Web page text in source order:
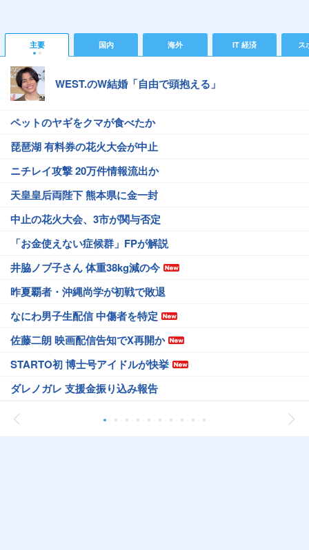
主要 国内 海外 IT 経済 ス
WEST.のW結婚「自由で頭抱える」
ペットのヤギをクマが食べたか
琵琶湖 有料券の花火大会が中止
ニチレイ攻撃 20万件情報流出か
天皇皇后両陛下 熊本県に金一封
中止の花火大会、3市が関与否定
「お金使えない症候群」FPが解説
井脇ノブ子さん 体重38kg減の今
昨夏覇者・沖縄尚学が初戦で敗退
なにわ男子生配信 中傷者を特定
佐藤二朗 映画配信告知でX再開か
STARTO初 博士号アイドルが快挙
ダレノガレ 支援金振り込み報告